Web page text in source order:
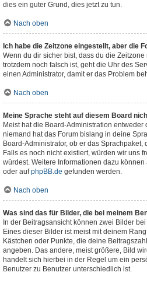
dies ein guter Grund, dies jetzt zu tun.
Nach oben
Ich habe die Zeitzone eingestellt, aber die
Wenn du dir sicher bist, dass du die
trotzdem noch falsch ist, geht die Uhr des
einen Administrator, damit er das Problem
Nach oben
Meine Sprache steht auf diesem Board
Meist hat die Board-Administration
niemand hat das Forum bislang in deine
Board-Administrator, ob er das
Falls es noch nicht existiert, würden wir uns
würdest. Weitere Informationen dazu können
oder aufphpBB.de gefunden werden.
Nach oben
Was sind das für Bilder, die bei meinem
In der Beitragsansicht können zwei Bilder
Eines dieser Bilder ist meist mit deinem
Kästchen oder Punkte, die deine
angeben. Das andere, meist größere, Bild
handelt sich hierbei in der Regel um ein
Benutzer zu Benutzer unterschiedlich ist.